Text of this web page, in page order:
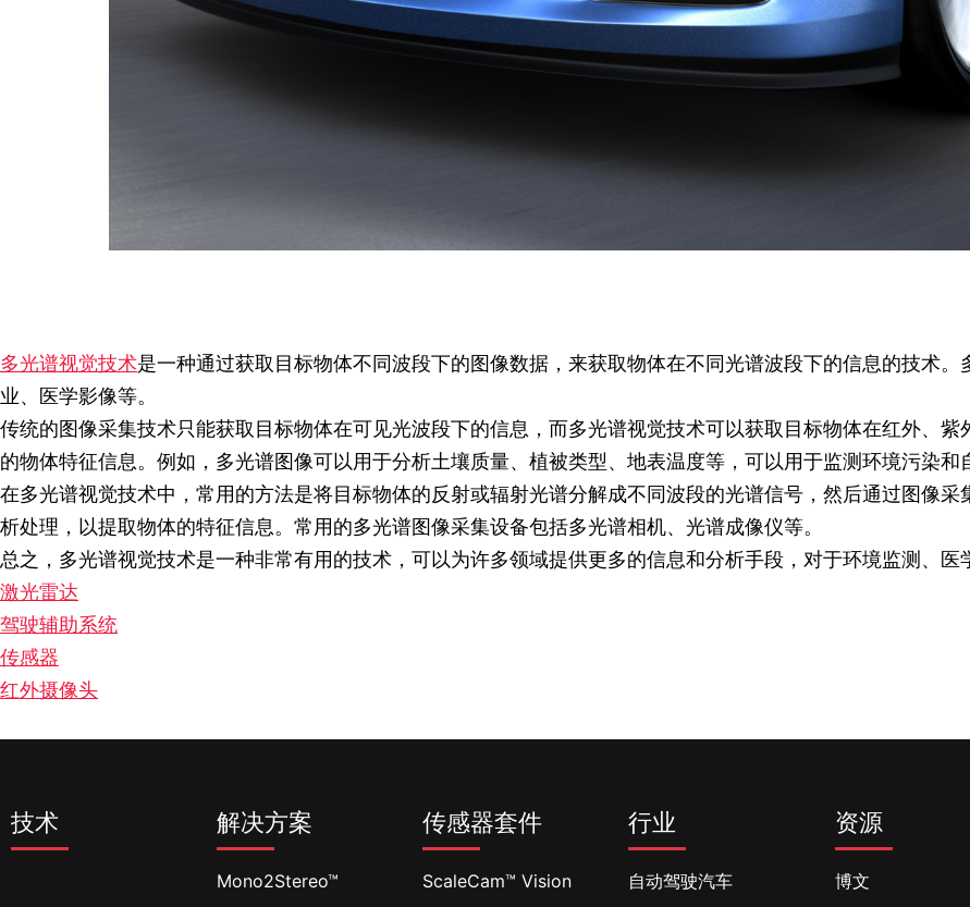
多光谱视觉技术是一种通过获取目标物体不同波段下的图像数据，来获取物体在不同光谱波段下的信息的技术
业、医学影像等。
传统的图像采集技术只能获取目标物体在可见光波段下的信息，而多光谱视觉技术可以获取目标物体在红外、
的物体特征信息。例如，多光谱图像可以用于分析土壤质量、植被类型、地表温度等，可以用于监测环境污染和
在多光谱视觉技术中，常用的方法是将目标物体的反射或辐射光谱分解成不同波段的光谱信号，然后通过图像
析处理，以提取物体的特征信息。常用的多光谱图像采集设备包括多光谱相机、光谱成像仪等。
总之，多光谱视觉技术是一种非常有用的技术，可以为许多领域提供更多的信息和分析手段，对于环境监测、医
激光雷达
驾驶辅助系统
传感器
红外摄像头
技术 解决方案
Mono2Stereo™
传感器套件
ScaleCam™ Vision
行业
自动驾驶汽车
资源
博文